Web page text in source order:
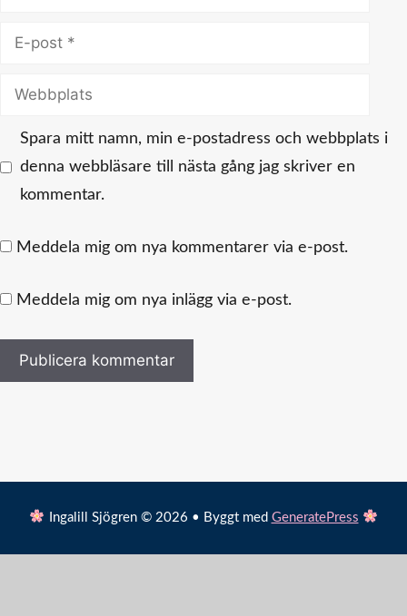
Webbplats
Spara mitt namn, min e-postadress och webbplats i
denna webbläsare till nästa gång jag skriver en
kommentar.
Meddela mig om nya kommentarer via e-post.
Meddela mig om nya inlägg via e-post.
Ingalill Sjögren © 2026 • Byggt med GeneratePress